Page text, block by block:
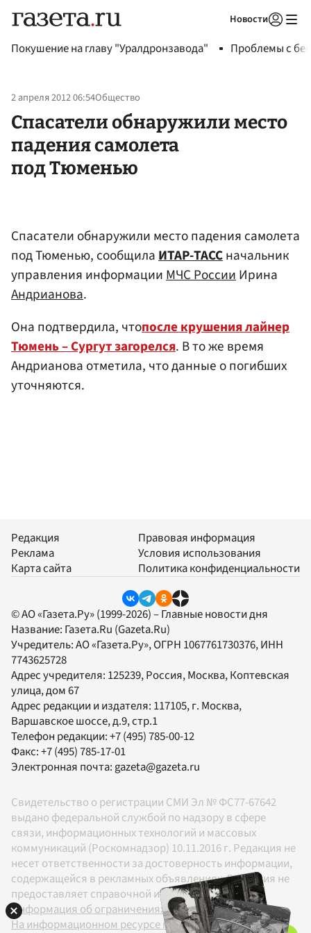
Новости
Покушение на главу "Уралдронзавода" Проблемы с
2 апреля 2012 06:54Общество
Спасатели обнаружили место
падения самолета
под Тюменью
Спасатели обнаружили место падения самолета
под Тюменью, сообщилаИТАР-ТАССначальник
управления информацииМЧС РоссииИрина
Андрианова.
Она подтвердила, чтопосле крушения лайнер
Тюмень – Сургут загорелся. В то же время
Андрианова отметила, что данные о погибших
уточняются.
Редакция
Реклама
Карта сайта
Правовая информация
Условия использования
Политика конфиденциальности
© АО «Газета.Ру» (1999-2026) – Главные новости дня
Название: Газета.Ru (Gazeta.Ru)
Учредитель:АО «Газета.Ру», ОГРН 1067761730376, ИНН
7743625728
Адрес учредителя: 125239, Россия, Москва, Коптевская
улица, дом 67
Адрес редакции и издателя: 117105, г. Москва,
Варшавское шоссе, д.9, стр.1
Телефон редакции:+7 (495) 785-00-12
Факс:+7 (495) 785-17-01
Электронная почта:gazeta@gazeta.ru
Свидетельство о регистрации СМИ Эл № ФС77-67642
выдано федеральной службой по надзору в сфере
связи, информационных технологий и массовых
коммуникаций (Роскомнадзор) 10.11.2016 г. Редакция не
несет ответственности за достоверность информации,
содержащейся в рекламных объявлениях. Редакция не
предоставляет справочной информации.
Информация об ограничениях
На информационном ресурсе применяются